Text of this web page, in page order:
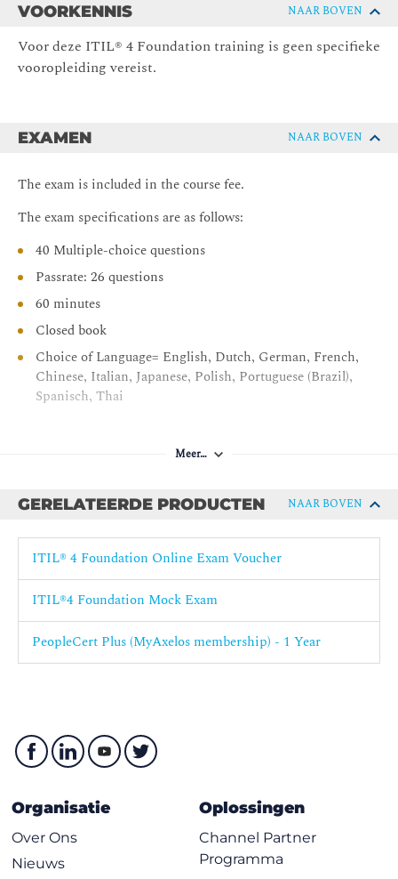
Service en Value
Service Relationships
Stakeholders
Informatie en technologie
De 7 Richtinggevende principes:
Concentreer op waarde
Begin waar je bent
Maak iteratieve voortgang met feedback
Werk samen en maak het zichtbaar
Denk en werk holistisch
Optimaliseer en automatiseer
Plannen
Verbeter
Betrekken
Ontwerp & transitie
Verkrijgen / Bouwen
Oplevering & ondersteuning
Waardestromen
ITIL® practices die de servicewaardeketen
Continual Improvement (inclusief het continual
VOORKENNIS NAAR BOVEN
Voor deze ITIL® 4 Foundation training is geen specifieke
vooropleiding vereist.
EXAMEN NAAR BOVEN
The exam is included in the course fee.
The exam specifications are as follows:
40 Multiple-choice questions
Passrate: 26 questions
60 minutes
Closed book
Choice of Language= English, Dutch, German, French,
Chinese, Italian, Japanese, Polish, Portuguese (Brazil),
Spanisch, Thai
Meer…
GERELATEERDE PRODUCTEN NAAR BOVEN
ITIL® 4 Foundation Online Exam Voucher
ITIL®4 Foundation Mock Exam
PeopleCert Plus (MyAxelos membership) - 1 Year
Organisatie
Over Ons
Nieuws
Oplossingen
Channel Partner
Programma